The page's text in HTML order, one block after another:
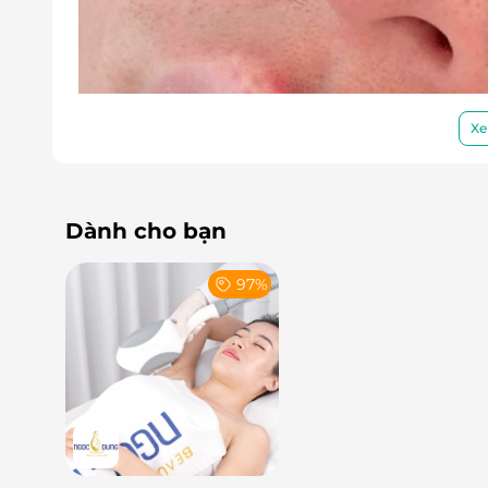
Grand Skin Care – Nơi Gửi Gắm Nụ Cười
Không gian sang trọng, đội ngũ kỹ thuật
là lý doGrand Skin Care trở thành điểm đến
Dành cho bạn
97%